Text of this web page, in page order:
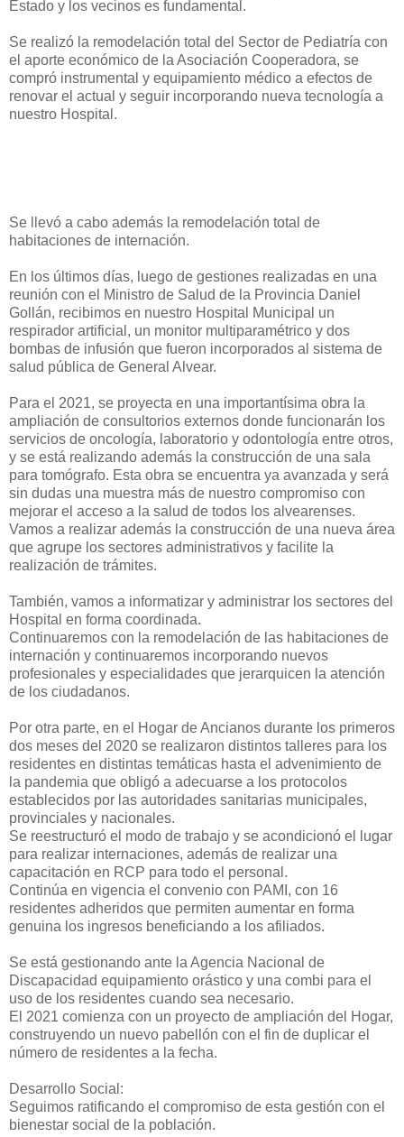
Estado y los vecinos es fundamental.
Se realizó la remodelación total del Sector de Pediatría con
el aporte económico de la Asociación Cooperadora, se
compró instrumental y equipamiento médico a efectos de
renovar el actual y seguir incorporando nueva tecnología a
nuestro Hospital.
Se llevó a cabo además la remodelación total de
habitaciones de internación.
En los últimos días, luego de gestiones realizadas en una
reunión con el Ministro de Salud de la Provincia Daniel
Gollán, recibimos en nuestro Hospital Municipal un
respirador artificial, un monitor multiparamétrico y dos
bombas de infusión que fueron incorporados al sistema de
salud pública de General Alvear.
Para el 2021, se proyecta en una importantísima obra la
ampliación de consultorios externos donde funcionarán los
servicios de oncología, laboratorio y odontología entre otros,
y se está realizando además la construcción de una sala
para tomógrafo. Esta obra se encuentra ya avanzada y será
sin dudas una muestra más de nuestro compromiso con
mejorar el acceso a la salud de todos los alvearenses.
Vamos a realizar además la construcción de una nueva área
que agrupe los sectores administrativos y facilite la
realización de trámites.
También, vamos a informatizar y administrar los sectores del
Hospital en forma coordinada.
Continuaremos con la remodelación de las habitaciones de
internación y continuaremos incorporando nuevos
profesionales y especialidades que jerarquicen la atención
de los ciudadanos.
Por otra parte, en el Hogar de Ancianos durante los primeros
dos meses del 2020 se realizaron distintos talleres para los
residentes en distintas temáticas hasta el advenimiento de
la pandemia que obligó a adecuarse a los protocolos
establecidos por las autoridades sanitarias municipales,
provinciales y nacionales.
Se reestructuró el modo de trabajo y se acondicionó el lugar
para realizar internaciones, además de realizar una
capacitación en RCP para todo el personal.
Continúa en vigencia el convenio con PAMI, con 16
residentes adheridos que permiten aumentar en forma
genuina los ingresos beneficiando a los afiliados.
Se está gestionando ante la Agencia Nacional de
Discapacidad equipamiento orástico y una combi para el
uso de los residentes cuando sea necesario.
El 2021 comienza con un proyecto de ampliación del Hogar,
construyendo un nuevo pabellón con el fin de duplicar el
número de residentes a la fecha.
Desarrollo Social:
Seguimos ratificando el compromiso de esta gestión con el
bienestar social de la población.